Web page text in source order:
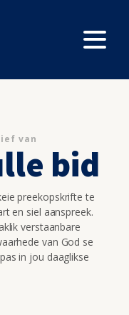
van
bid
preekopskrifte te
en siel aanspreek.
verstaanbare
van God se
in jou daaglikse